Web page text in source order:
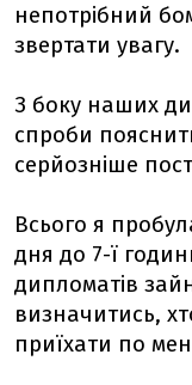
непотрібний
звертати увагу.
З боку наших
спроби
серйозніше
Всього я
дня до 7-ї
дипломатів
визначитись,
приїхати по